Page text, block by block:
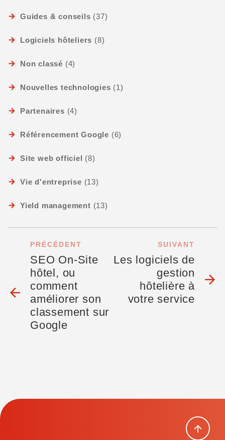
Guides & conseils (37)
Logiciels hôteliers (8)
Non classé (4)
Nouvelles technologies (1)
Partenaires (4)
Référencement Google (6)
Site web officiel (8)
Vie d'entreprise (13)
Yield management (13)
PRÉCÉDENT
arrow_back
SEO On-Site
hôtel, ou
comment
améliorer son
classement sur
Google
SUIVANT
Les logiciels de
gestion
hôtelière à
votre service
arrow_forward